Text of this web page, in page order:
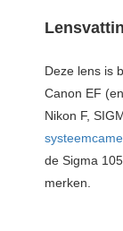
Deze lens is
Canon EF
Nikon F,
de Sigma
merken.